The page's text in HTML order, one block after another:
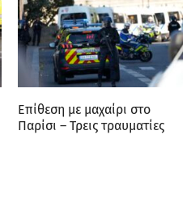
Επίθεση με μαχαίρι στο
Παρίσι – Τρεις τραυματίες